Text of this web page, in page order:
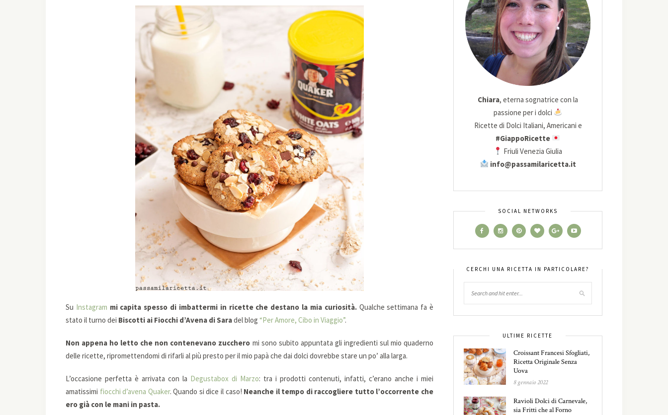
Su Instagram mi capita spesso di imbattermi in ricette che destano la mia curiosità.Qualche settimana fa è
stato il turno dei Biscotti ai Fiocchi d’Avena di Saradel blog “Per Amore, Cibo in Viaggio”.
Non appena ho letto che non contenevano zucchero mi sono subito appuntata gli ingredienti sul mio quaderno
delle ricette, ripromettendomi di rifarli al più presto per il mio papà che dai dolci dovrebbe stare un po’ alla larga.
L’occasione perfetta è arrivata con la Degustabox di Marzo: tra i prodotti contenuti, infatti, c’erano anche i miei
amatissimi fiocchi d’avena Quaker. Quando si dice il caso! Neanche il tempo di raccogliere tutto l’occorrente che
ero già con le mani in pasta.
Chiara, eterna sognatrice con la
passione per i dolci
Ricette di Dolci Italiani, Americani e
#GiappoRicette
Friuli Venezia Giulia
info@passamilaricetta.it
SOCIAL NETWORKS
CERCHI UNA RICETTA IN PARTICOLARE?
ULTIME RICETTE
Croissant Francesi Sfogliati,
Ricetta Originale Senza
Uova
8 gennaio 2022
Ravioli Dolci di Carnevale,
sia Fritti che al Forno